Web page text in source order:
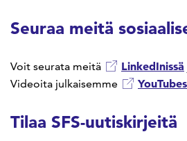
Seuraa meitä
Voit seurata meitä LinkedInissä
Videoita julkaisemme
Tilaa SFS-uutiskirjeitä